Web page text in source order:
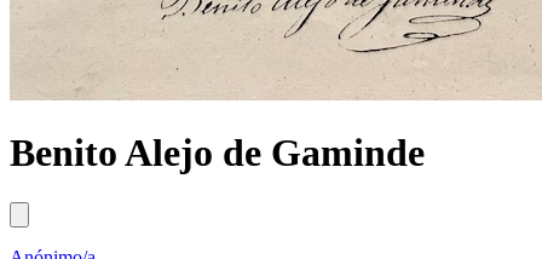
Benito Alejo de Gaminde